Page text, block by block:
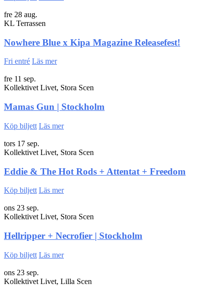
fre 28 aug.
KL Terrassen
Nowhere Blue x Kipa Magazine Releasefest!
Fri entré Läs mer
fre 11 sep.
Kollektivet Livet, Stora Scen
Mamas Gun | Stockholm
Köp biljett Läs mer
tors 17 sep.
Kollektivet Livet, Stora Scen
Eddie & The Hot Rods + Attentat + Freedom
Köp biljett Läs mer
ons 23 sep.
Kollektivet Livet, Stora Scen
Hellripper + Necrofier | Stockholm
Köp biljett Läs mer
ons 23 sep.
Kollektivet Livet, Lilla Scen